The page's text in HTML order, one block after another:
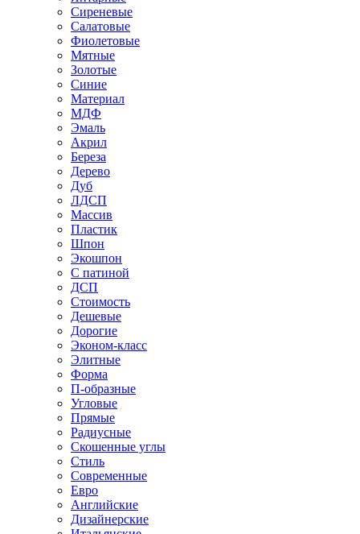
Сиреневые
Салатовые
Фиолетовые
Мятные
Золотые
Синие
Материал
МДФ
Эмаль
Акрил
Береза
Дерево
Дуб
ЛДСП
Массив
Пластик
Шпон
Экошпон
С патиной
ДСП
Стоимость
Дешевые
Дорогие
Эконом-класс
Элитные
Форма
П-образные
Угловые
Прямые
Радиусные
Скошенные углы
Стиль
Современные
Евро
Английские
Дизайнерские